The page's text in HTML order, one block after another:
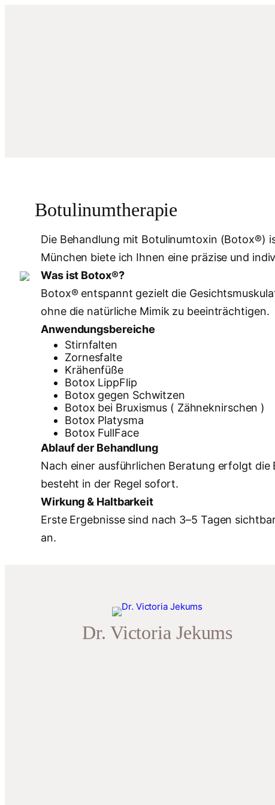
Botulinumtherapie
Die Behandlung mit Botulinumtoxin (Botox®)
München biete ich Ihnen eine präzise und
Was ist Botox®?
Botox® entspannt gezielt die
ohne die natürliche Mimik zu beeinträchtigen.
Anwendungsbereiche
Stirnfalten
Zornesfalte
Krähenfüße
Botox LippFlip
Botox gegen Schwitzen
Botox bei Bruxismus ( Zähneknirschen )
Botox Platysma
Botox FullFace
Ablauf der Behandlung
Nach einer ausführlichen Beratung erfolgt
besteht in der Regel sofort.
Wirkung & Haltbarkeit
Erste Ergebnisse sind nach 3–5 Tagen
an.
Dr. Victoria Jekums